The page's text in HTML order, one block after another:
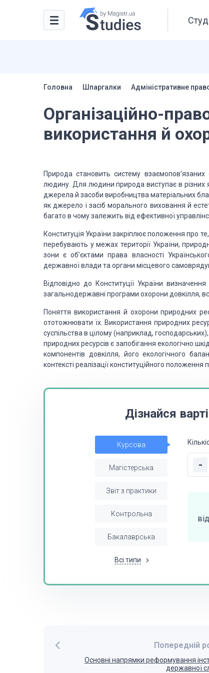
Головна Шпаргалки Адміністративне
Організаційно-
вико­ристання й
Природа становить систему
людину. Для людини природа виступає в різних
джерела й засоби виробництва матеріальних
як джерело і засіб морального виховання й
багато в чому залежить від ефективної
Конституція України закріплює положення про
перебувають у межах території України,
зони є об’єктами права власності
державної влади та органи місцевого
Відповідно до Конституції України
загальнодержавні програми охорони довкілля,
Поняття використання й охорони природних
ототожнювати їх. Використання природних
суспільства в цілому (наприклад,
природних ресурсів є запобігання екологічно
компонентів довкілля, його екологічного
контексті реалізації конституційного
Дізнайся
Курсова
Магістерська
Звіт з практики
Контрольна
Бакалаврська
Всі типи
-
від
Попередній
Основні напрямки реформування
державної